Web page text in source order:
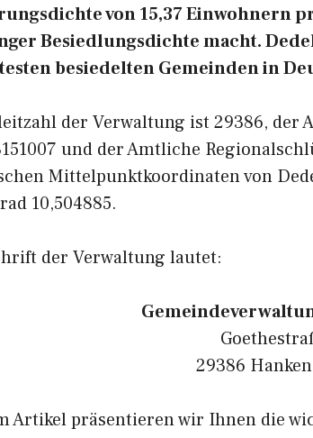
von 15,37 Einwohnern
Besiedlungsdichte macht.
besiedelten Gemeinden in
der Verwaltung ist 29386, der
und der Amtliche
Mittelpunktkoordinaten von
10,504885.
der Verwaltung lautet:
29386
Artikel präsentieren wir Ihnen die